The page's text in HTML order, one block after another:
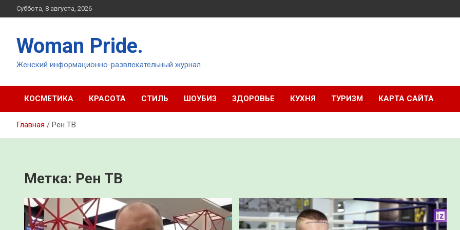
Перейти
к
Суббота, 8 августа, 2026
Woman Pride.
Женский информационно-развлекательный журнал.
КОСМЕТИКА КРАСОТА СТИЛЬ ШОУБИЗ ЗДОРОВЬЕ КУХНЯ ТУРИЗМ КАРТА САЙТА
Главная Рен ТВ
Метка: Рен ТВ